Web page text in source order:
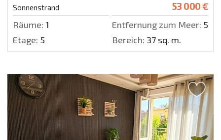
Sonnenstrand 53 000 €
Räume: 1 Entfernung zum Meer: 500
Etage: 5 Bereich: 37 sq. m.